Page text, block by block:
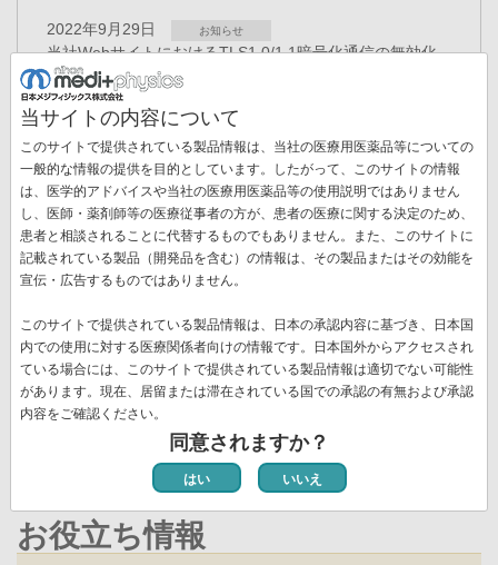
2022年9月29日 お知らせ
当社WebサイトにおけるTLS1.0/1.1暗号化通信の無効化
の実施予定日変更について
2022年9月10日 お知らせ
TLS1.0/1.1暗号化通信の無効化について(PDF)
2022年9月09日
放射性金属核種で標識されたムチンサブタイプ5ACに特異
的に結合するヒト化抗体の特許を取得
(PDF)
ペ
ー
ジ
り
先
ペ
ー
ジ
« 最初
前
ー
ジ
‹‹
ペ
ジ
5
ペ
ジ
6
ジ
ジ
ン
ト
ペ
ー
ジ
ジ
ペ
ー
ジ
12
ペ
ー
ジ
13
次
ペ
ー
ジ
››
最
終
ペ
ー
最終 »
新着情報一覧
お役立ち情報
当サイトの内容について
このサイトで提供されている製品情報は、当社の医療用医薬品等についての
一般的な情報の提供を目的としています。したがって、このサイトの情報
は、医学的アドバイスや当社の医療用医薬品等の使用説明ではありません
し、医師・薬剤師等の医療従事者の方が、患者の医療に関する決定のため、
患者と相談されることに代替するものでもありません。また、このサイトに
記載されている製品（開発品を含む）の情報は、その製品またはその効能を
宣伝・広告するものではありません。
このサイトで提供されている製品情報は、日本の承認内容に基づき、日本国
内での使用に対する医療関係者向けの情報です。日本国外からアクセスされ
ている場合には、このサイトで提供されている製品情報は適切でない可能性
があります。現在、居留または滞在されている国での承認の有無および承認
内容をご確認ください。
同意されますか？
はい いいえ